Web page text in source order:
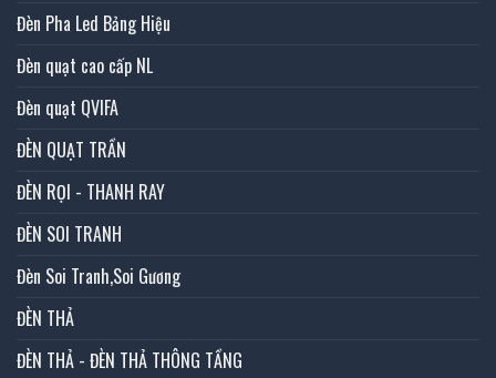
Đèn Pha Led Bảng Hiệu
Đèn quạt cao cấp NL
Đèn quạt QVIFA
ĐÈN QUẠT TRẦN
ĐÈN RỌI - THANH RAY
ĐÈN SOI TRANH
Đèn Soi Tranh,Soi Gương
ĐÈN THẢ
ĐÈN THẢ - ĐÈN THẢ THÔNG TẦNG